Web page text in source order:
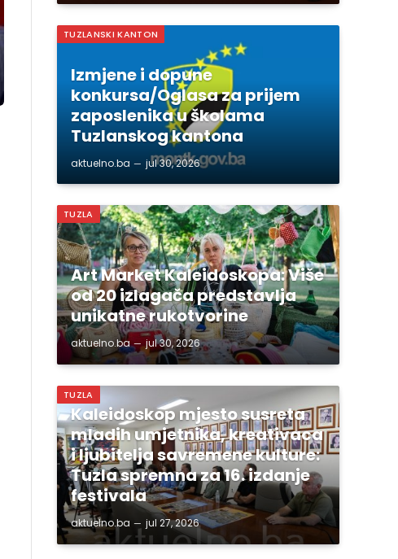
TUZLANSKI KANTON
Izmjene i dopune
konkursa/Oglasa za prijem
zaposlenika u školama
Tuzlanskog kantona
aktuelno.ba jul 30, 2026
TUZLA
Art Market Kaleidoskopa: Više
od 20 izlagača predstavlja
unikatne rukotvorine
aktuelno.ba jul 30, 2026
TUZLA
Kaleidoskop mjesto susreta
mladih umjetnika, kreativaca
i ljubitelja savremene kulture:
Tuzla spremna za 16. izdanje
festivala
aktuelno.ba jul 27, 2026